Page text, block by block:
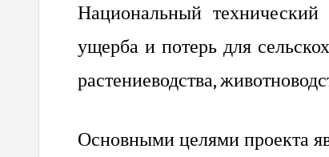
Национальный технический
ущерба и потерь для
растениеводства,
Основными целями проекта